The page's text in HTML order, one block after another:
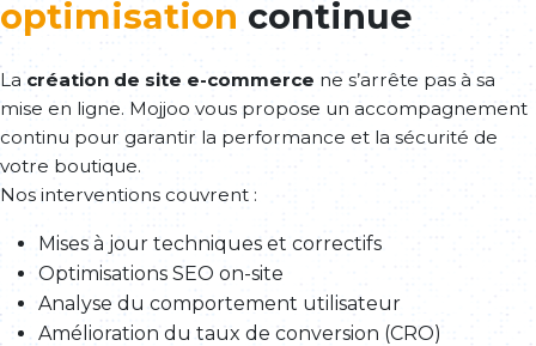
optimisation continue
Lacréation de site e-commerce ne s’arrête pas à sa
mise en ligne. Mojjoo vous propose un accompagnement
continu pour garantir la performance et la sécurité de
votre boutique.
Nos interventions couvrent :
Mises à jour techniques et correctifs
Optimisations SEO on-site
Analyse du comportement utilisateur
Amélioration du taux de conversion (CRO)